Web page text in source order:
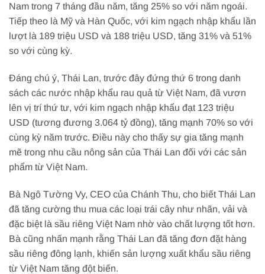
Nam trong 7 tháng đầu năm, tăng 25% so với năm ngoái.
Tiếp theo là Mỹ và Hàn Quốc, với kim ngạch nhập khẩu lần
lượt là 189 triệu USD và 188 triệu USD, tăng 31% và 51%
so với cùng kỳ.
Đáng chú ý, Thái Lan, trước đây đứng thứ 6 trong danh
sách các nước nhập khẩu rau quả từ Việt Nam, đã vươn
lên vị trí thứ tư, với kim ngạch nhập khẩu đạt 123 triệu
USD (tương đương 3.064 tỷ đồng), tăng mạnh 70% so với
cùng kỳ năm trước. Điều này cho thấy sự gia tăng mạnh
mẽ trong nhu cầu nông sản của Thái Lan đối với các sản
phẩm từ Việt Nam.
Bà Ngô Tường Vy, CEO của Chánh Thu, cho biết Thái Lan
đã tăng cường thu mua các loại trái cây như nhãn, vải và
đặc biệt là sầu riêng Việt Nam nhờ vào chất lượng tốt hơn.
Bà cũng nhấn mạnh rằng Thái Lan đã tăng đơn đặt hàng
sầu riêng đông lạnh, khiến sản lượng xuất khẩu sầu riêng
từ Việt Nam tăng đột biến.